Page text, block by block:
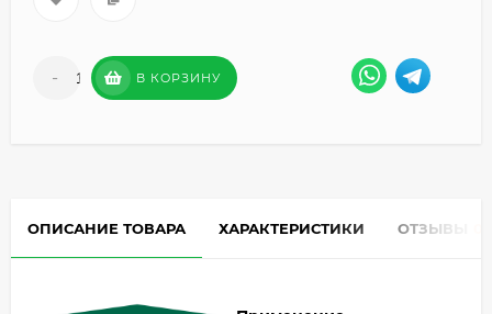
- + В КОРЗИНУ
ОПИСАНИЕ ТОВАРА ХАРАКТЕРИСТИКИ ОТЗЫВЫ